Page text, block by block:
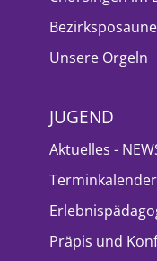
Unsere Orgeln
JUGEND
Aktuelles -
Terminkalender
Präpis und